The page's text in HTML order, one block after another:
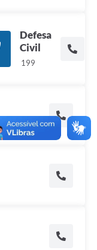
Defesa
Civil
199